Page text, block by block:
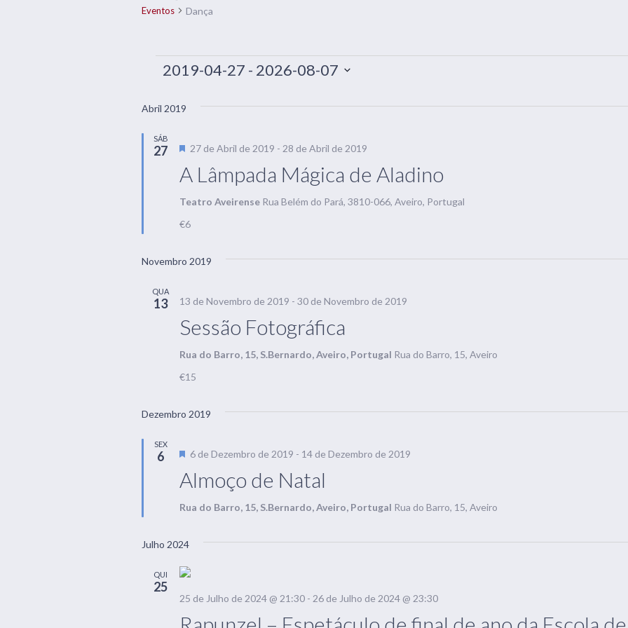
Eventos Dança
Eventos
2019-04-27 - 2026-08-07
a
Abril 2019
SÁB
27
A Lâmpada Mágica de Aladino
Destaque
27 de Abril de 2019 - 28 de Abril de 2019
Teatro Aveirense Rua Belém do Pará, 3810-066, Aveiro, Portugal
€6
Novembro 2019
QUA
13
Sessão Fotográfica
13 de Novembro de 2019 - 30 de Novembro de 2019
Rua do Barro, 15, S.Bernardo, Aveiro, Portugal Rua do Barro, 15, Aveiro
€15
Dezembro 2019
SEX
6
Almoço de Natal
Destaque
6 de Dezembro de 2019 - 14 de Dezembro de 2019
Rua do Barro, 15, S.Bernardo, Aveiro, Portugal Rua do Barro, 15, Aveiro
Julho 2024
QUI
25
25 de Julho de 2024 @ 21:30 - 26 de Julho de 2024 @ 23:30